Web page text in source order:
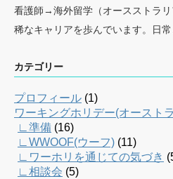
看護師→海外留学（オースストラ
稀なキャリアを歩んでいます。日常
カテゴリー
プロフィール (1)
ワーキングホリデー(オースト
∟準備 (16)
∟WWOOF(ウーフ) (11)
∟ワーホリを通じての気づき
∟相談会 (5)